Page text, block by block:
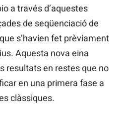
a través d’aquestes
de seqüenciació de
s’havien fet prèviament
Aquesta nova eina
resultats en restes que no
en una primera fase a
clàssiques.